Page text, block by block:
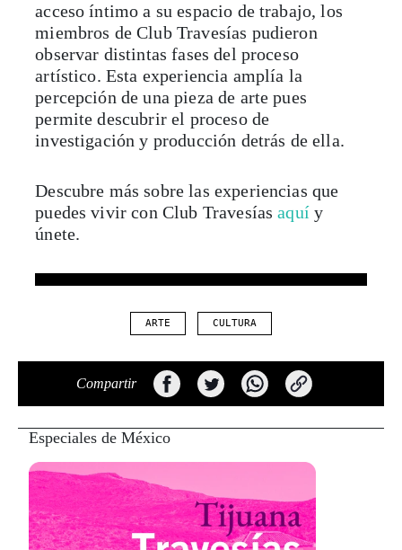
acceso íntimo a su espacio de trabajo, los
miembros de Club Travesías pudieron
observar distintas fases del proceso
artístico. Esta experiencia amplía la
percepción de una pieza de arte pues
permite descubrir el proceso de
investigación y producción detrás de ella.
Descubre más sobre las experiencias que
puedes vivir con Club Travesíasaquíy
únete.
ARTE CULTURA
Compartir
Especiales de México